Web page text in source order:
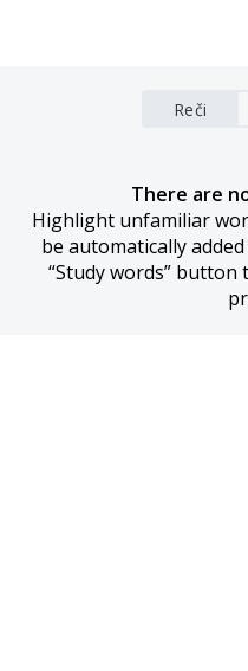
Reči
There are
Highlight unfamiliar
be automatically
“Study words”